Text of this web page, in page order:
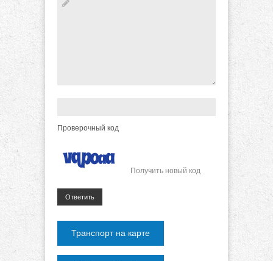
Проверочный код
Получить новый код
Ответить
Транспорт на карте